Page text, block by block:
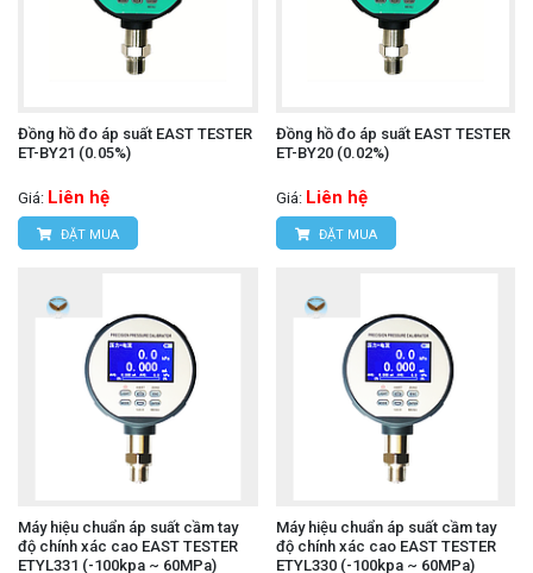
Đồng hồ đo áp suất EAST TESTER
ET-BY21 (0.05%)
Giá: Liên hệ
ĐẶT MUA
Đồng hồ đo áp suất EAST TESTER
ET-BY20 (0.02%)
Giá: Liên hệ
ĐẶT MUA
Máy hiệu chuẩn áp suất cầm tay
độ chính xác cao EAST TESTER
ETYL331 (-100kpa ~ 60MPa)
Máy hiệu chuẩn áp suất cầm tay
độ chính xác cao EAST TESTER
ETYL330 (-100kpa ~ 60MPa)